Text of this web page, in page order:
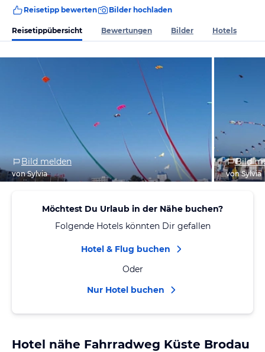
Reisetipp bewerten Bilder hochladen
Reisetippübersicht Bewertungen Bilder Hotels
Bild melden
von Sylvia
Bild
von Sylvia
Möchtest Du Urlaub in der Nähe buchen?
Folgende Hotels könnten Dir gefallen
Hotel & Flug buchen
Oder
Nur Hotel buchen
Hotel nähe Fahrradweg Küste Brodau